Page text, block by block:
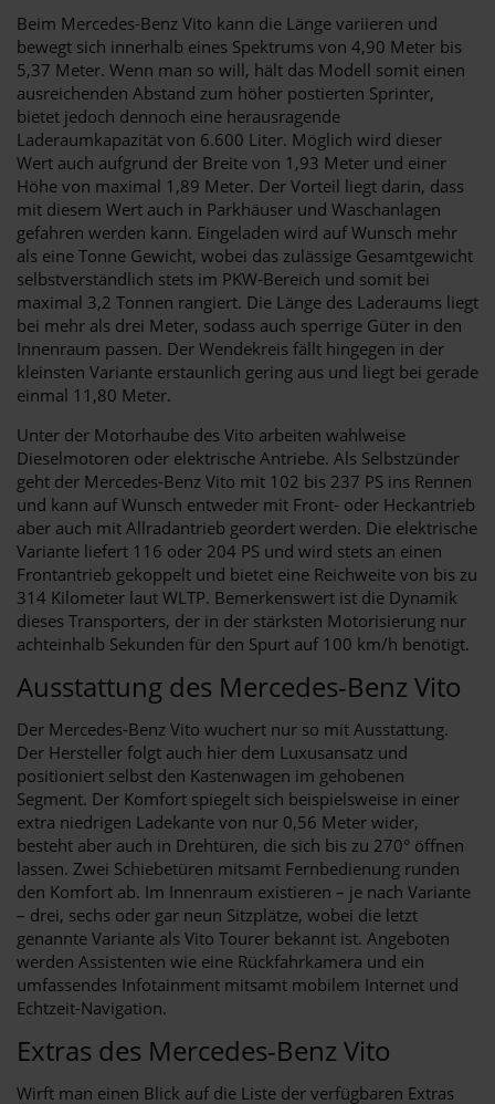
Beim Mercedes-Benz Vito kann die Länge variieren und
bewegt sich innerhalb eines Spektrums von 4,90 Meter bis
5,37 Meter. Wenn man so will, hält das Modell somit einen
ausreichenden Abstand zum höher postierten Sprinter,
bietet jedoch dennoch eine herausragende
Laderaumkapazität von 6.600 Liter. Möglich wird dieser
Wert auch aufgrund der Breite von 1,93 Meter und einer
Höhe von maximal 1,89 Meter. Der Vorteil liegt darin, dass
mit diesem Wert auch in Parkhäuser und Waschanlagen
gefahren werden kann. Eingeladen wird auf Wunsch mehr
als eine Tonne Gewicht, wobei das zulässige Gesamtgewicht
selbstverständlich stets im PKW-Bereich und somit bei
maximal 3,2 Tonnen rangiert. Die Länge des Laderaums liegt
bei mehr als drei Meter, sodass auch sperrige Güter in den
Innenraum passen. Der Wendekreis fällt hingegen in der
kleinsten Variante erstaunlich gering aus und liegt bei gerade
einmal 11,80 Meter.
Unter der Motorhaube des Vito arbeiten wahlweise
Dieselmotoren oder elektrische Antriebe. Als Selbstzünder
geht der Mercedes-Benz Vito mit 102 bis 237 PS ins Rennen
und kann auf Wunsch entweder mit Front- oder Heckantrieb
aber auch mit Allradantrieb geordert werden. Die elektrische
Variante liefert 116 oder 204 PS und wird stets an einen
Frontantrieb gekoppelt und bietet eine Reichweite von bis zu
314 Kilometer laut WLTP. Bemerkenswert ist die Dynamik
dieses Transporters, der in der stärksten Motorisierung nur
achteinhalb Sekunden für den Spurt auf 100 km/h benötigt.
Ausstattung des Mercedes-Benz Vito
Der Mercedes-Benz Vito wuchert nur so mit Ausstattung.
Der Hersteller folgt auch hier dem Luxusansatz und
positioniert selbst den Kastenwagen im gehobenen
Segment. Der Komfort spiegelt sich beispielsweise in einer
extra niedrigen Ladekante von nur 0,56 Meter wider,
besteht aber auch in Drehtüren, die sich bis zu 270° öffnen
lassen. Zwei Schiebetüren mitsamt Fernbedienung runden
den Komfort ab. Im Innenraum existieren – je nach Variante
– drei, sechs oder gar neun Sitzplätze, wobei die letzt
genannte Variante als Vito Tourer bekannt ist. Angeboten
werden Assistenten wie eine Rückfahrkamera und ein
umfassendes Infotainment mitsamt mobilem Internet und
Echtzeit-Navigation.
Extras des Mercedes-Benz Vito
Wirft man einen Blick auf die Liste der verfügbaren Extras